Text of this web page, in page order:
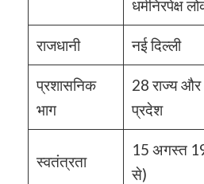
धर्मनिरपेक्ष
राजधानी नई दिल्ली
प्रशासनिक
भाग
28 राज्य
प्रदेश
स्वतंत्रता
15 अगस्त
से)